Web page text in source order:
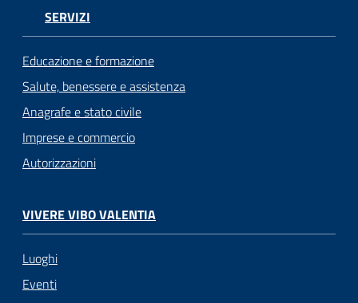
SERVIZI
Educazione e formazione
Salute, benessere e assistenza
Anagrafe e stato civile
Imprese e commercio
Autorizzazioni
VIVERE VIBO VALENTIA
Luoghi
Eventi